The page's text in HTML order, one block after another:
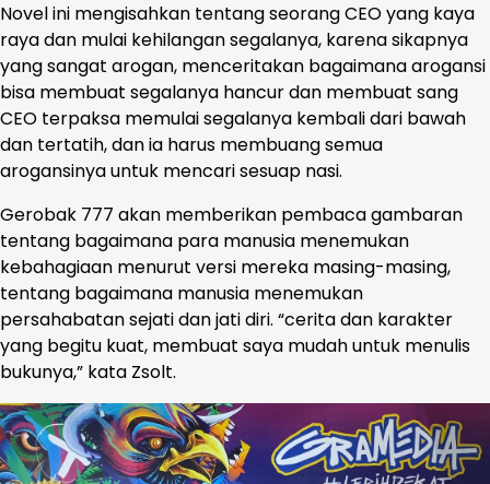
Novel ini mengisahkan tentang seorang CEO yang kaya
raya dan mulai kehilangan segalanya, karena sikapnya
yang sangat arogan, menceritakan bagaimana arogansi
bisa membuat segalanya hancur dan membuat sang
CEO terpaksa memulai segalanya kembali dari bawah
dan tertatih, dan ia harus membuang semua
arogansinya untuk mencari sesuap nasi.
Gerobak 777 akan memberikan pembaca gambaran
tentang bagaimana para manusia menemukan
kebahagiaan menurut versi mereka masing-masing,
tentang bagaimana manusia menemukan
persahabatan sejati dan jati diri. “cerita dan karakter
yang begitu kuat, membuat saya mudah untuk menulis
bukunya,” kata Zsolt.